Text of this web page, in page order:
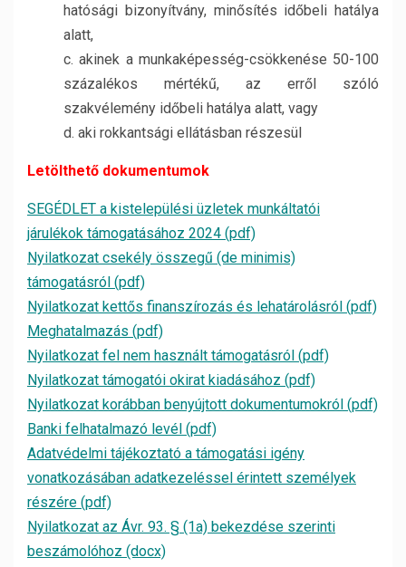
hatósági bizonyítvány, minősítés időbeli hatálya
alatt,
c. akinek a munkaképesség-csökkenése 50-100
százalékos mértékű, az erről szóló
szakvélemény időbeli hatálya alatt, vagy
d. aki rokkantsági ellátásban részesül
Letölthető dokumentumok
SEGÉDLET a kistelepülési üzletek munkáltatói
járulékok támogatásához 2024 (pdf)
Nyilatkozat csekély összegű (de minimis)
támogatásról (pdf)
Nyilatkozat kettős finanszírozás és lehatárolásról (pdf)
Meghatalmazás (pdf)
Nyilatkozat fel nem használt támogatásról (pdf)
Nyilatkozat támogatói okirat kiadásához (pdf)
Nyilatkozat korábban benyújtott dokumentumokról (pdf)
Banki felhatalmazó levél (pdf)
Adatvédelmi tájékoztató a támogatási igény
vonatkozásában adatkezeléssel érintett személyek
részére (pdf)
Nyilatkozat az Ávr. 93. § (1a) bekezdése szerinti
beszámolóhoz (docx)